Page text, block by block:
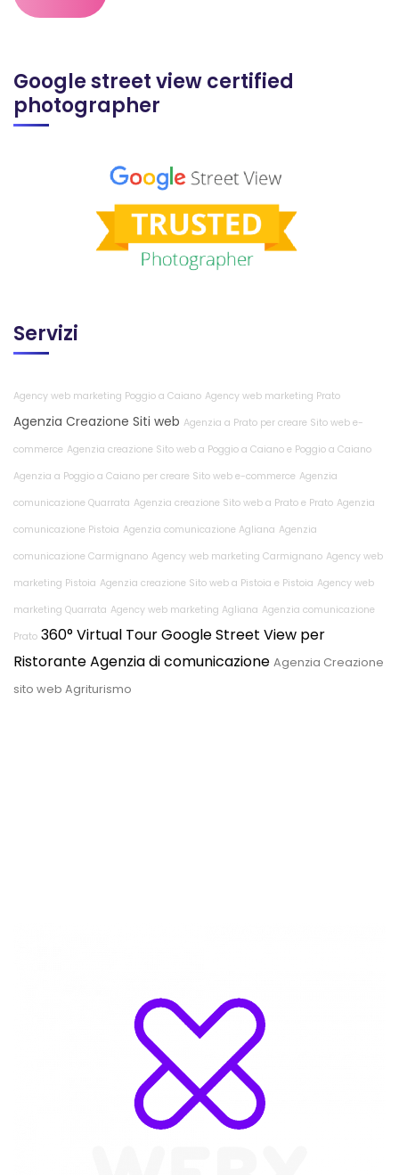
Google street view certified
photographer
Servizi
Agency web marketing Poggio a Caiano Agency web marketing Prato
Agenzia Creazione Siti web Agenzia a Prato per creare Sito web e-
commerce Agenzia creazione Sito web a Poggio a Caiano e Poggio a Caiano
Agenzia a Poggio a Caiano per creare Sito web e-commerce Agenzia
comunicazione Quarrata Agenzia creazione Sito web a Prato e Prato Agenzia
comunicazione Pistoia Agenzia comunicazione Agliana Agenzia
comunicazione Carmignano Agency web marketing Carmignano Agency web
marketing Pistoia Agenzia creazione Sito web a Pistoia e Pistoia Agency web
marketing Quarrata Agency web marketing Agliana Agenzia comunicazione
Prato 360° Virtual Tour Google Street View per
RistoranteAgenzia di comunicazione Agenzia Creazione
sito web Agriturismo